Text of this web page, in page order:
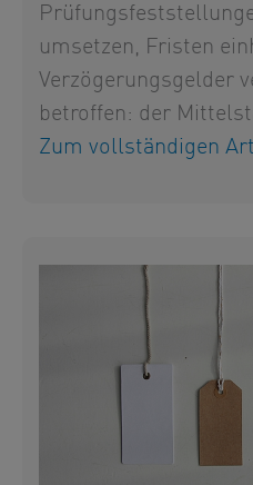
umsetzen, Fristen
Verzögerungsgelder
betroffen: der
Zum vollständigen